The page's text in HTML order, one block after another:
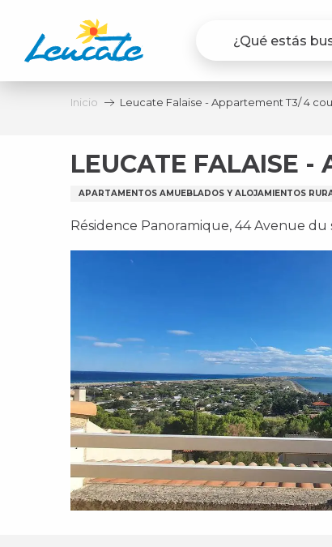
contenu
principal
Inicio Leucate Falaise - Appartement T3/ 4
LEUCATE FALAISE -
APARTAMENTOS AMUEBLADOS Y ALOJAMIENTOS
Résidence Panoramique, 44 Avenue du